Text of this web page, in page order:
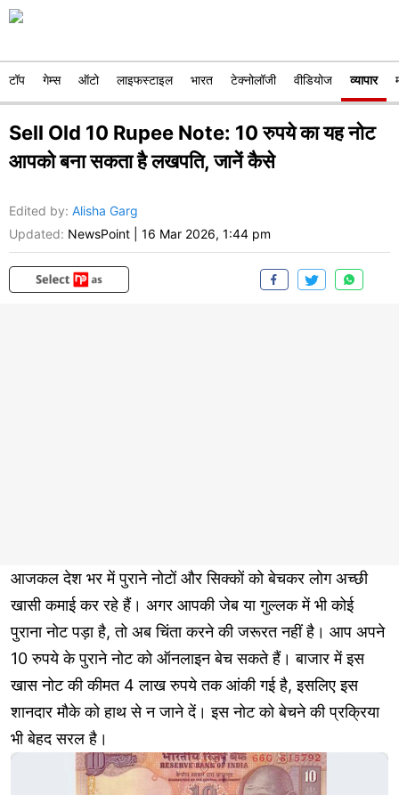
टॉप गेम्स ऑटो लाइफस्टाइल भारत टेक्नोलॉजी वीडियोज व्यापार
Sell Old 10 Rupee Note: 10 रुपये का यह नोट
आपको बना सकता है लखपति, जानें कैसे
Edited by: Alisha Garg
Updated: NewsPoint 16 Mar 2026, 1:44 pm
आजकल देश भर में पुराने नोटों और सिक्कों को बेचकर लोग अच्छी
खासी कमाई कर रहे हैं। अगर आपकी जेब या गुल्लक में भी कोई
पुराना नोट पड़ा है, तो अब चिंता करने की जरूरत नहीं है। आप अपने
10 रुपये के पुराने नोट को ऑनलाइन बेच सकते हैं। बाजार में इस
खास नोट की कीमत 4 लाख रुपये तक आंकी गई है, इसलिए इस
शानदार मौके को हाथ से न जाने दें। इस नोट को बेचने की प्रक्रिया
भी बेहद सरल है।